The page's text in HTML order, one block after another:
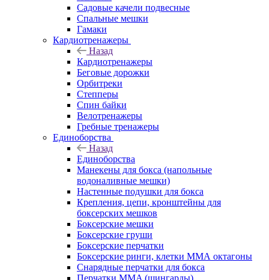
Садовые качели подвесные
Спальные мешки
Гамаки
Кардиотренажеры
Назад
Кардиотренажеры
Беговые дорожки
Орбитреки
Степперы
Спин байки
Велотренажеры
Гребные тренажеры
Единоборства
Назад
Единоборства
Манекены для бокса (напольные
водоналивные мешки)
Настенные подушки для бокса
Крепления, цепи, кронштейны для
боксерских мешков
Боксерские мешки
Боксерские груши
Боксерские перчатки
Боксерские ринги, клетки ММА октагоны
Снарядные перчатки для бокса
Перчатки MMA (шингарды)